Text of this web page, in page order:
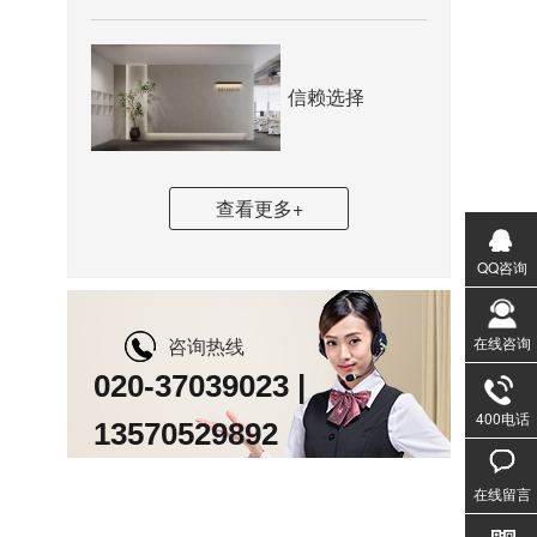
信赖选择
查看更多+
咨询热线
020-37039023 |
13570529892
QQ咨询
在线咨询
400电话
020-
在线留言